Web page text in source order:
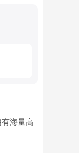
海量高